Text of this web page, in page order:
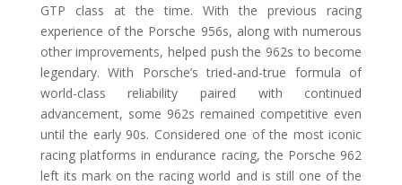
GTP class at the time. With the previous racing
experience of the Porsche 956s, along with numerous
other improvements, helped push the 962s to become
legendary. With Porsche’s tried-and-true formula of
world-class reliability paired with continued
advancement, some 962s remained competitive even
until the early 90s. Considered one of the most iconic
racing platforms in endurance racing, the Porsche 962
left its mark on the racing world and is still one of the